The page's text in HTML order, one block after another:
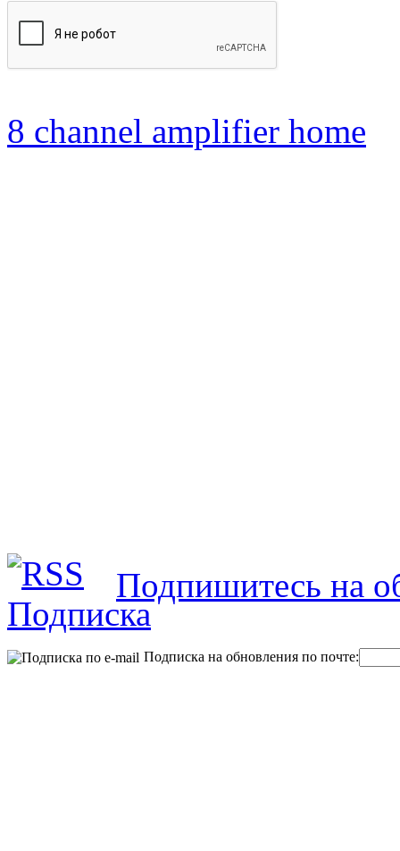
8 channel amplifier home
Подпишитесь на
Подписка на обновления по почте: